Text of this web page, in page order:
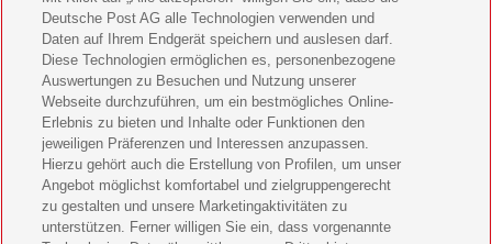
Bild der Frau Geschenkabo verschenken
11 Freunde Geschenkabo verschenken
LEGO Ninjago Magazin Geschenkabo verschenken
Brigitte Geschenkabo verschenken
GEOlino Geschenkabo verschenken
Deutsche Post AG alle Technologien verwenden und
Daten auf Ihrem Endgerät speichern und auslesen darf.
Diese Technologien ermöglichen es, personenbezogene
Auswertungen zu Besuchen und Nutzung unserer
Webseite durchzuführen, um ein bestmögliches Online-
Erlebnis zu bieten und Inhalte oder Funktionen den
jeweiligen Präferenzen und Interessen anzupassen.
Hierzu gehört auch die Erstellung von Profilen, um unser
Angebot möglichst komfortabel und zielgruppengerecht
zu gestalten und unsere Marketingaktivitäten zu
unterstützen. Ferner willigen Sie ein, dass vorgenannte